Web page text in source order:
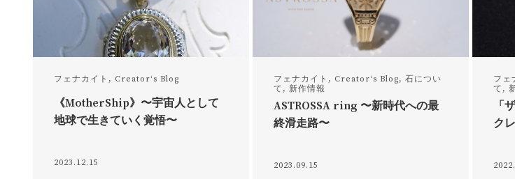
フェナカイト , Creator‘s Blog
《MotherShip》〜宇宙人として
地球で生きていく覚悟〜
2023.12.15
フェナカイト , Creator‘s Blog, 石につい
て , 新作情報
ASTROSSA ring 〜新時代への最
終滑走路〜
2023.09.15
フェ
て ,
「
ク